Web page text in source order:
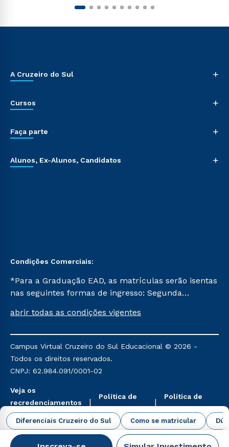
Diferenciais Cruzeiro do Sul Como se matricular
A Cruzeiro do Sul +
Cursos +
Faça parte +
Alunos, Ex-Alunos, Candidatos +
Condições Comerciais:
*Para a Graduação EAD, as matrículas serão isentas
nas seguintes formas de ingresso: Segunda
Já para as demais, a taxa de matrícula será de R$
mencionadas são referentes aos cursos: Ensino
Religioso, Geografia para a Docência e Metodologia
do Ensino de História: Questões Atuais.
abrir todas as condições vigentes
Campus Virtual Cruzeiro do Sul Educacional © 2026 -
Todos os direitos reservados.
CNPJ: 62.984.091/0001-02
Veja os
recredenciamentos
aqui
Política de
Privacidade
Política de
Cookies